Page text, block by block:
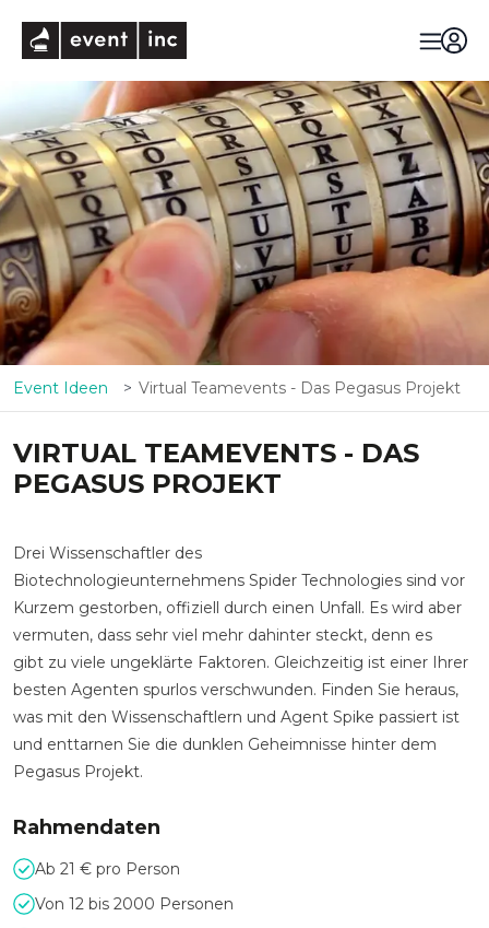
Event Ideen Virtual Teamevents - Das Pegasus Projekt
VIRTUAL TEAMEVENTS - DAS
PEGASUS PROJEKT
Drei Wissenschaftler des
Biotechnologieunternehmens Spider Technologies sind vor
Kurzem gestorben, offiziell durch einen Unfall. Es wird aber
vermuten, dass sehr viel mehr dahinter steckt, denn es
gibt zu viele ungeklärte Faktoren. Gleichzeitig ist einer Ihrer
besten Agenten spurlos verschwunden. Finden Sie heraus,
was mit den Wissenschaftlern und Agent Spike passiert ist
und enttarnen Sie die dunklen Geheimnisse hinter dem
Pegasus Projekt.
Rahmendaten
Ab 21 € pro Person
Von 12 bis 2000 Personen